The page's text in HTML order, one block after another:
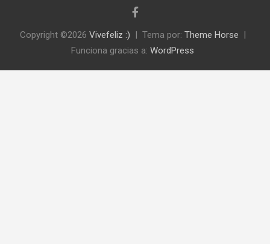
Copyright ©2026 Vivefeliz :) Tema por: Theme Horse
Funciona gracias a: WordPress